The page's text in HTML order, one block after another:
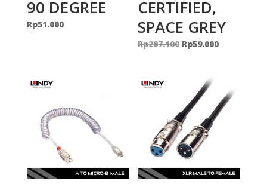
90 DEGREE
Rp51.000
CERTIFIED,
SPACE GREY
Rp207.100 Original
Rp207.100.
Rp59.000Current